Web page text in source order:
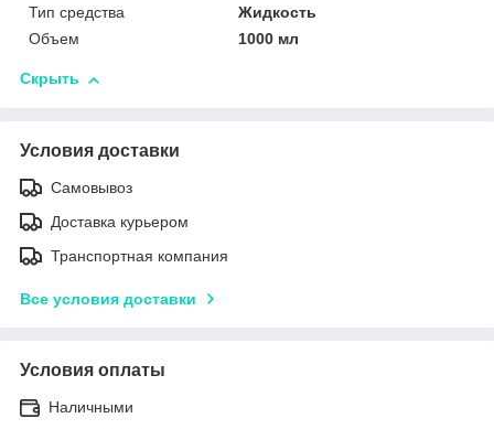
Тип средства
Жидкость
Объем
1000 мл
Скрыть
Условия доставки
Самовывоз
Доставка курьером
Транспортная компания
Все условия доставки
Условия оплаты
Наличными